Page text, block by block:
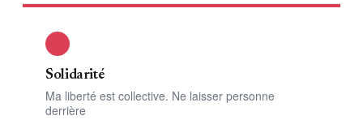
Solidarité
Ma liberté est collective. Ne laisser personne
derrière